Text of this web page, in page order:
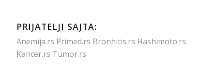
PRIJATELJI SAJTA:
Anemija.rs Primed.rs Bronhitis.rs Hashimoto.rs
Kancer.rs Tumor.rs